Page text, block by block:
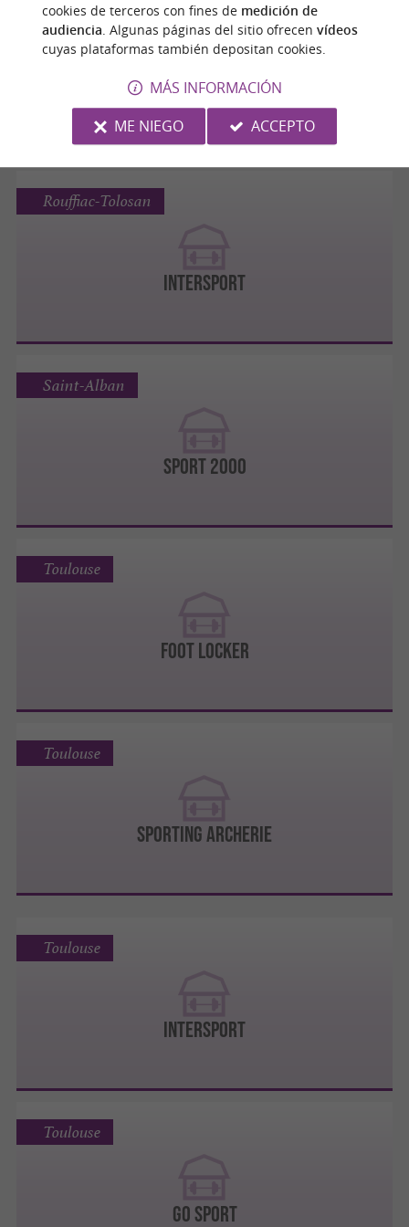
GO SPORT
Roques
INTERSPORT
Rouffiac-Tolosan
SPORT 2000
Saint-Alban
FOOT LOCKER
Toulouse
SPORTING ARCHERIE
Toulouse
INTERSPORT
Toulouse
GO SPORT
Toulouse
cookies de terceros con fines de medición de
audiencia. Algunas páginas del sitio ofrecen vídeos
cuyas plataformas también depositan cookies.
MÁS INFORMACIÓN
ME NIEGO
ACCEPTO